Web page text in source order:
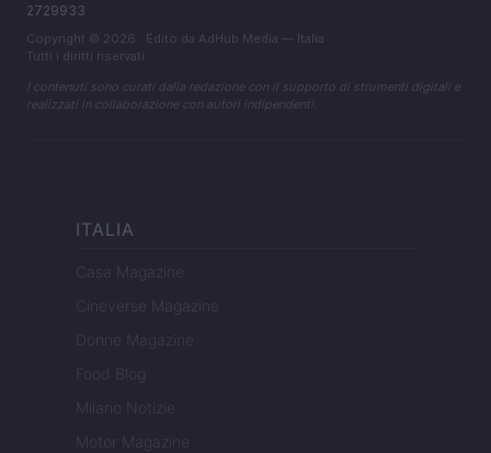
2729933
Copyright © 2026 · Edito da AdHub Media — Italia
Tutti i diritti riservati
I contenuti sono curati dalla redazione con il supporto di strumenti digitali e
realizzati in collaborazione con autori indipendenti.
ITALIA
Casa Magazine
Cineverse Magazine
Donne Magazine
Food Blog
Milano Notizie
Motor Magazine